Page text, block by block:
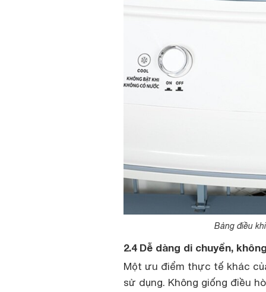
Bảng điều
2.4 Dễ dàng di chuyển,
Một ưu điểm thực tế khác
sử dụng. Không giống điều